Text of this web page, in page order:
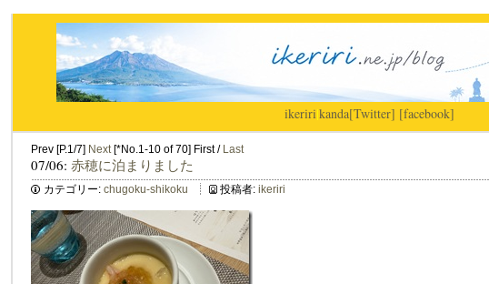
ikeriri|kanda[Twitter] [facebook]
Prev [P.1/7] Next[*No.1-10 of 70] First / Last
07/06: 赤穂に泊まりました
カテゴリー: chugoku-shikoku 投稿者: ikeriri